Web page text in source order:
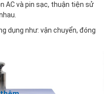
AC và pin sạc, thuận tiện sử
dụng như: vận chuyển, đóng